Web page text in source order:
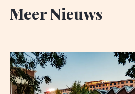
Meer Nieuws